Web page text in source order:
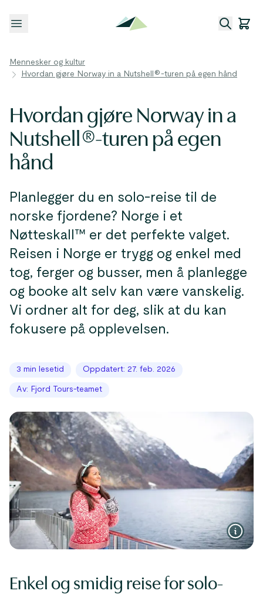
Åpne meny
Mennesker og kultur
Hvordan gjøre Norway in a Nutshell®-turen på egen hånd
Hvordan gjøre Norway in a
Nutshell®-turen på egen
hånd
Planlegger du en solo-reise til de
norske fjordene? Norge i et
Nøtteskall™ er det perfekte valget.
Reisen i Norge er trygg og enkel med
tog, ferger og busser, men å planlegge
og booke alt selv kan være vanskelig.
Vi ordner alt for deg, slik at du kan
fokusere på opplevelsen.
3 min lesetid Oppdatert: 27. feb. 2026
Av: Fjord Tours-teamet
Enkel og smidig reise for solo-